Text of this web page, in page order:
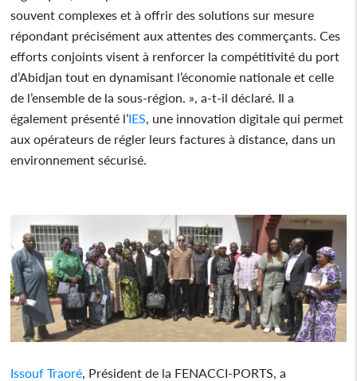
souvent complexes et à offrir des solutions sur mesure
répondant précisément aux attentes des commerçants. Ces
efforts conjoints visent à renforcer la compétitivité du port
d’Abidjan tout en dynamisant l’économie nationale et celle
de l’ensemble de la sous-région. », a-t-il déclaré. Il a
également présenté l’IES, une innovation digitale qui permet
aux opérateurs de régler leurs factures à distance, dans un
environnement sécurisé.
Issouf Traoré, Président de la FENACCI-PORTS, a